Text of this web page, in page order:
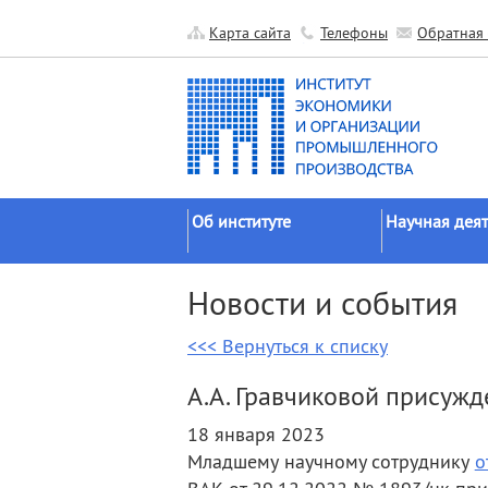
Карта сайта Телефоны Обратная
Об институте
Официальные документы
История
Научные подразделения
Прочие подразделения
Издательская
Научная
исследований
Гранты
Экспедиции
Новости и события
<<< Вернуться к списку
А.А. Гравчиковой
18 января 2023
Младшему научному сотруднику